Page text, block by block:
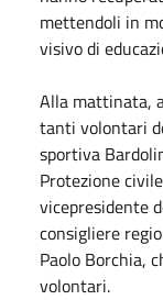
mettendoli in
visivo di
Alla mattinata,
tanti volontari
sportiva
Protezione
vicepresidente
consigliere
Paolo Borchia,
volontari.